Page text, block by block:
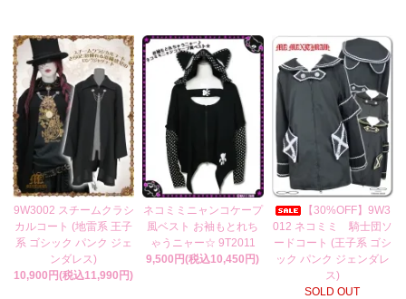
9W3002 スチームクラシ
カルコート (地雷系 王子
系 ゴシック パンク ジェ
ンダレス)
10,900円(税込11,990円)
ネコミミニャンコケープ
風ベスト お袖もとれち
ゃうニャー☆ 9T2011
9,500円(税込10,450円)
【30%OFF】9W3
012 ネコミミ 騎士団ソ
ードコート (王子系 ゴシ
ック パンク ジェンダレ
ス)
SOLD OUT